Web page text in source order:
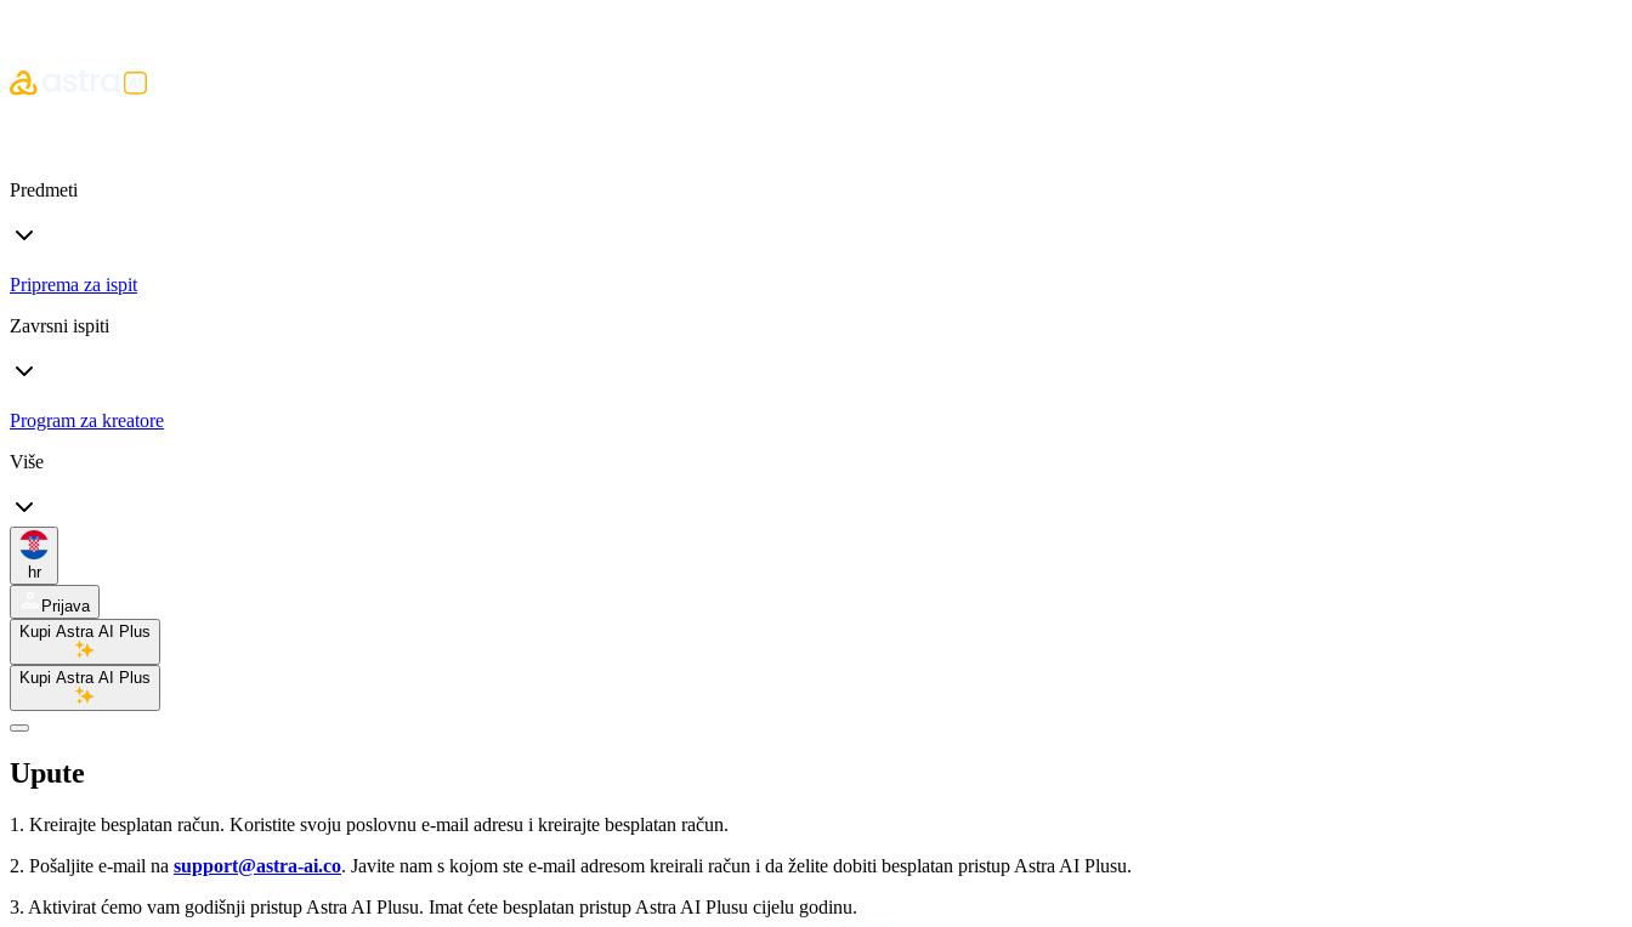
Predmeti
Priprema za ispit
Zavrsni ispiti
Program za kreatore
Više
hr
Prijava
Kupi Astra AI Plus
Kupi Astra AI Plus
Upute
1. Kreirajte besplatan račun. Koristite svoju poslovnu e-mail adresu i kreirajte besplatan račun.
2. Pošaljite e-mail na support@astra-ai.co. Javite nam s kojom ste e-mail adresom kreirali račun i da želite dobiti besplatan pristup Astra AI Plusu.
3. Aktivirat ćemo vam godišnji pristup Astra AI Plusu. Imat ćete besplatan pristup Astra AI Plusu cijelu godinu.